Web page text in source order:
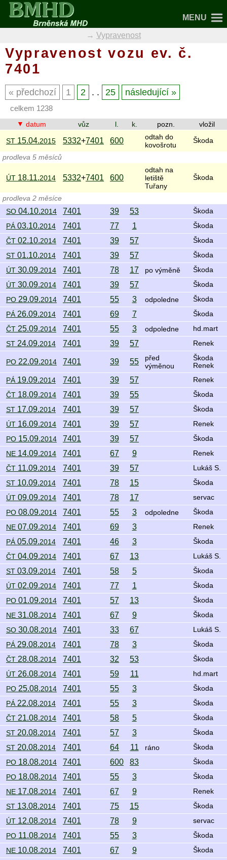
Vypravenost vozu ev. č.
7401
předchozí 1 2 . . 25 následující
celkem 1238
datum
vůz l. k. pozn. vložil
ST 15.04.2015 5332+7401 600
odtah do
kovošrotu
Škoda
prodleva 5 měsíců
ÚT 18.11.2014 5332+7401 600
odtah na
letiště
Tuřany
Škoda
prodleva 2 měsíce
SO 04.10.2014 7401 39 53 Škoda
PÁ 03.10.2014 7401 77 1 Škoda
ČT 02.10.2014 7401 39 57 Škoda
ST 01.10.2014 7401 39 57 Škoda
ÚT 30.09.2014 7401 78 17 po výměně Škoda
ÚT 30.09.2014 7401 39 57 Škoda
PO 29.09.2014 7401 55 3 odpoledne Škoda
PÁ 26.09.2014 7401 69 7 Škoda
ČT 25.09.2014 7401 55 3 odpoledne hd.mart
ST 24.09.2014 7401 39 57 Renek
PO 22.09.2014 7401 39 55
před
výměnou
Škoda
Renek
PÁ 19.09.2014 7401 39 57 Renek
ČT 18.09.2014 7401 39 55 Škoda
ST 17.09.2014 7401 39 57 Škoda
ÚT 16.09.2014 7401 39 57 Renek
PO 15.09.2014 7401 39 57 Škoda
NE 14.09.2014 7401 67 9 Renek
ČT 11.09.2014 7401 39 57 Lukáš S.
ST 10.09.2014 7401 78 15 Škoda
ÚT 09.09.2014 7401 78 17 servac
PO 08.09.2014 7401 55 3 odpoledne Škoda
NE 07.09.2014 7401 69 3 Renek
PÁ 05.09.2014 7401 46 3 Škoda
ČT 04.09.2014 7401 67 13 Lukáš S.
ST 03.09.2014 7401 58 5 Škoda
ÚT 02.09.2014 7401 77 1 Škoda
PO 01.09.2014 7401 57 13 Škoda
NE 31.08.2014 7401 67 9 Škoda
SO 30.08.2014 7401 33 67 Lukáš S.
PÁ 29.08.2014 7401 78 3 Škoda
ČT 28.08.2014 7401 32 53 Škoda
ÚT 26.08.2014 7401 59 11 hd.mart
PO 25.08.2014 7401 55 3 Škoda
PÁ 22.08.2014 7401 55 3 Škoda
ČT 21.08.2014 7401 58 5 Škoda
ST 20.08.2014 7401 57 3 Škoda
ST 20.08.2014 7401 64 11 ráno Škoda
PO 18.08.2014 7401 600 83 Škoda
PO 18.08.2014 7401 55 3 Škoda
NE 17.08.2014 7401 67 9 Renek
ST 13.08.2014 7401 75 15 Škoda
ÚT 12.08.2014 7401 78 9 servac
PO 11.08.2014 7401 55 3 Škoda
NE 10.08.2014 7401 67 9 Škoda
MENU
Vypravenost